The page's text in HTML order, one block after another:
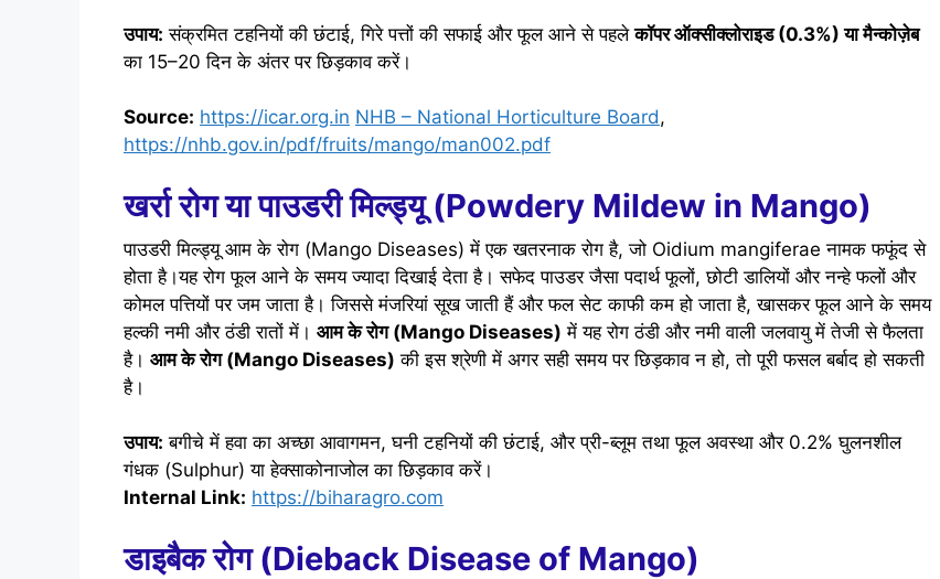
उपाय: संक्रमित टहनियों की छंटाई, गिरे पत्तों की सफाई और फूल आने से पहलेकॉपर ऑक्सीक्लोराइड (0.3%) या मैन्कोज़ेब
का 15–20 दिन के अंतर पर छिड़काव करें।
Source: https://icar.org.in NHB – National Horticulture Board,
https://nhb.gov.in/pdf/fruits/mango/man002.pdf
खर्रा रोग या पाउडरी मिल्ड्यू (Powdery Mildew in Mango)
पाउडरी मिल्ड्यू आम के रोग (Mango Diseases) में एक खतरनाक रोग है, जो Oidium mangiferae नामक फफूंद से
होता है।यह रोग फूल आने के समय ज्यादा दिखाई देता है। सफेद पाउडर जैसा पदार्थ फूलों, छोटी डालियों और नन्हे फलों और
कोमल पत्तियों पर जम जाता है। जिससे मंजरियां सूख जाती हैं और फल सेट काफी कम हो जाता है, खासकर फूल आने के समय
हल्की नमी और ठंडी रातों में। आम के रोग (Mango Diseases) में यह रोग ठंडी और नमी वाली जलवायु में तेजी से फैलता
है। आम के रोग (Mango Diseases) की इस श्रेणी में अगर सही समय पर छिड़काव न हो, तो पूरी फसल बर्बाद हो सकती
है।
उपाय: बगीचे में हवा का अच्छा आवागमन, घनी टहनियों की छंटाई, और प्री-ब्लूम तथा फूल अवस्था और 0.2% घुलनशील
गंधक (Sulphur) या हेक्साकोनाजोल का छिड़काव करें।
Internal Link: https://biharagro.com
डाइबैक रोग (Dieback Disease of Mango)